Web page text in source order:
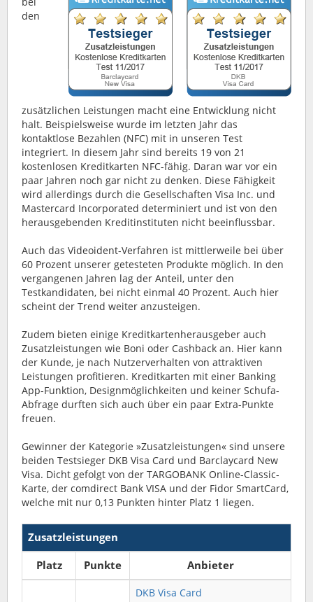
den
zusätzlichen Leistungen macht eine Entwicklung nicht
halt. Beispielsweise wurde im letzten Jahr das
kontaktlose Bezahlen (NFC) mit in unseren Test
integriert. In diesem Jahr sind bereits 19 von 21
kostenlosen Kreditkarten NFC-fähig. Daran war vor ein
paar Jahren noch gar nicht zu denken. Diese Fähigkeit
wird allerdings durch die Gesellschaften Visa Inc. und
Mastercard Incorporated determiniert und ist von den
herausgebenden Kreditinstituten nicht beeinflussbar.
Auch das Videoident-Verfahren ist mittlerweile bei über
60 Prozent unserer getesteten Produkte möglich. In den
vergangenen Jahren lag der Anteil, unter den
Testkandidaten, bei nicht einmal 40 Prozent. Auch hier
scheint der Trend weiter anzusteigen.
Zudem bieten einige Kreditkartenherausgeber auch
Zusatzleistungen wie Boni oder Cashback an. Hier kann
der Kunde, je nach Nutzerverhalten von attraktiven
Leistungen profitieren. Kreditkarten mit einer Banking
App-Funktion, Designmöglichkeiten und keiner Schufa-
Abfrage durften sich auch über ein paar Extra-Punkte
freuen.
Gewinner der Kategorie »Zusatzleistungen« sind unsere
beiden Testsieger DKB Visa Card und Barclaycard New
Visa. Dicht gefolgt von der TARGOBANK Online-Classic-
Karte, der comdirect Bank VISA und der Fidor SmartCard,
welche mit nur 0,13 Punkten hinter Platz 1 liegen.
Zusatzleistungen
Platz
Punkte Anbieter
DKB Visa Card